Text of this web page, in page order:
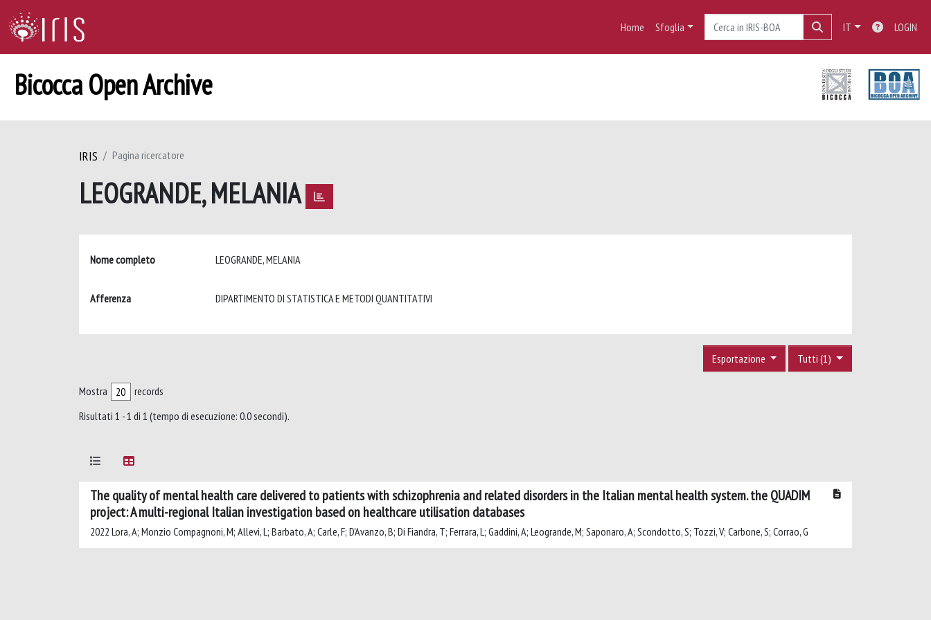
Home Sfoglia IT LOGIN
Bicocca Open Archive
IRIS Pagina ricercatore
LEOGRANDE, MELANIA
Nome completo LEOGRANDE, MELANIA
Afferenza DIPARTIMENTO DI STATISTICA E METODI QUANTITATIVI
Tutti (1)
Esportazione
Mostra
records
Risultati 1 - 1 di 1 (tempo di esecuzione: 0.0 secondi).
The quality of mental health care delivered to patients with schizophrenia and related disorders in the Italian mental health system. the QUADIM
project: A multi-regional Italian investigation based on healthcare utilisation databases
2022 Lora, A; Monzio Compagnoni, M; Allevi, L; Barbato, A; Carle, F; D'Avanzo, B; Di Fiandra, T; Ferrara, L; Gaddini, A; Leogrande, M; Saponaro, A; Scondotto, S; Tozzi, V; Carbone, S; Corrao, G